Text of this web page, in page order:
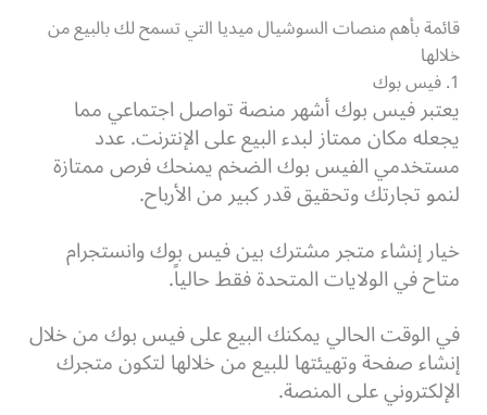
قائمة بأهم منصات السوشيال ميديا التي تسمح لك بالبيع من
خلالها
1. فيس بوك
يعتبر فيس بوك أشهر منصة تواصل اجتماعي مما
يجعله مكان ممتاز لبدء البيع على الإنترنت. عدد
مستخدمي الفيس بوك الضخم يمنحك فرص ممتازة
لنمو تجارتك وتحقيق قدر كبير من الأرباح.
خيار إنشاء متجر مشترك بين فيس بوك وانستجرام
متاح في الولايات المتحدة فقط حالياً.
في الوقت الحالي يمكنك البيع على فيس بوك من خلال
إنشاء صفحة وتهيئتها للبيع من خلالها لتكون متجرك
الإلكتروني على المنصة.